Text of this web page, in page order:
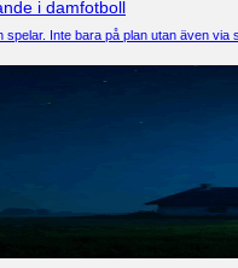
i damfotboll
spelar. Inte bara på plan utan även